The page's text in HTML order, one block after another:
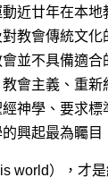
近廿年在本
教會傳統文
並不具備適
會主義、重
神學、要求
興起最為矚
world），才